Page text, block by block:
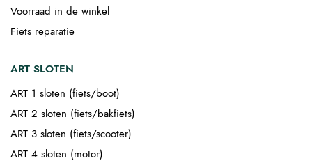
Voorraad in de winkel
Fiets reparatie
ART SLOTEN
ART 1 sloten (fiets/boot)
ART 2 sloten (fiets/bakfiets)
ART 3 sloten (fiets/scooter)
ART 4 sloten (motor)